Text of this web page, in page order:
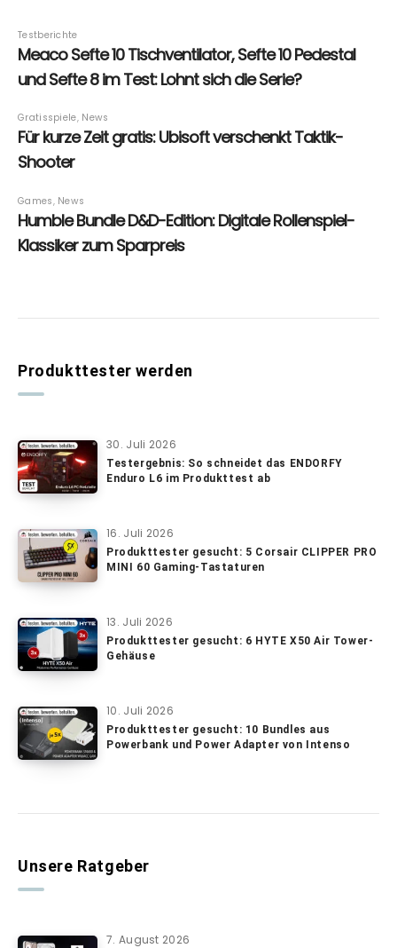
Produkttester werden
30. Juli 2026
Testergebnis: So schneidet das ENDORFY
Enduro L6 im Produkttest ab
16. Juli 2026
Produkttester gesucht: 5 Corsair CLIPPER PRO
MINI 60 Gaming-Tastaturen
13. Juli 2026
Produkttester gesucht: 6 HYTE X50 Air Tower-
Gehäuse
10. Juli 2026
Produkttester gesucht: 10 Bundles aus
Powerbank und Power Adapter von Intenso
Unsere Ratgeber
7. August 2026